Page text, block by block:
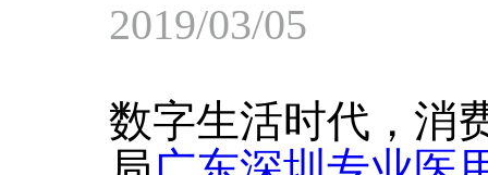
2019/03/05
数字生活时代，消